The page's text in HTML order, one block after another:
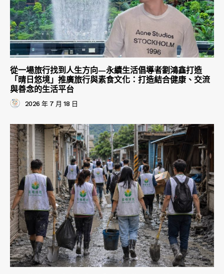
從一場旅行找到人生方向—永續生活倡導者劉鴻鑫打造
「晴日悠境」推廣旅行與素食文化：打造結合健康、交流
與善念的生活平台
2026 年 7 月 18 日